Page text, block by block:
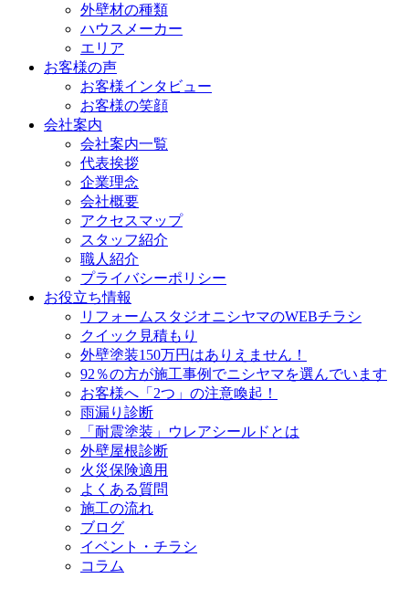
外壁材の種類
ハウスメーカー
エリア
お客様の声
お客様インタビュー
お客様の笑顔
会社案内
会社案内一覧
代表挨拶
企業理念
会社概要
アクセスマップ
スタッフ紹介
職人紹介
プライバシーポリシー
お役立ち情報
リフォームスタジオニシヤマのWEBチラシ
クイック見積もり
外壁塗装150万円はありえません！
92％の方が施工事例でニシヤマを選んでいます
お客様へ「2つ」の注意喚起！
雨漏り診断
「耐震塗装」ウレアシールドとは
外壁屋根診断
火災保険適用
よくある質問
施工の流れ
ブログ
イベント・チラシ
コラム